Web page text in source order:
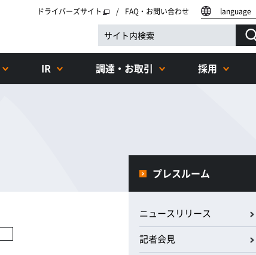
ドライバーズサイト FAQ・お問い合わせ language
IR 調達・お取引 採用
プレスルーム
ニュースリリース
記者会見